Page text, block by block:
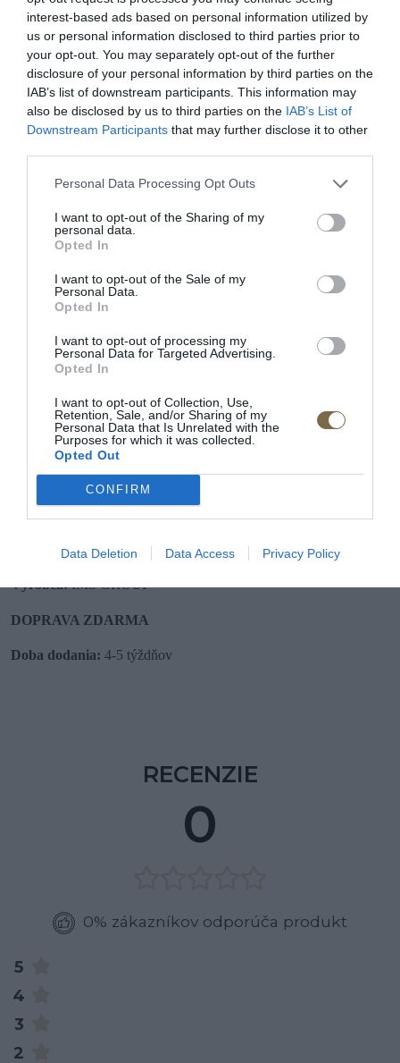
interest-based ads based on personal information utilized by
us or personal information disclosed to third parties prior to
your opt-out. You may separately opt-out of the further
disclosure of your personal information by third parties on the
IAB’s list of downstream participants. This information may
also be disclosed by us to third parties on the IAB’s List of
Downstream Participants that may further disclose it to other
Personal Data Processing Opt Outs
I want to opt-out of the Sharing of my
personal data.
Opted In
I want to opt-out of the Sale of my
Personal Data.
Opted In
I want to opt-out of processing my
Personal Data for Targeted Advertising.
Opted In
I want to opt-out of Collection, Use,
Retention, Sale, and/or Sharing of my
Personal Data that Is Unrelated with the
Purposes for which it was collected.
Opted Out
CONFIRM
Data Deletion Data Access Privacy Policy
Be comfy v koži
Látková rohová sedačka
Lumber Jack s otomanom
POPIS PRODUKTU
Výška: 86 (103)cm
VZHĽAD POHOVKY
Prevedenie:2 sed
Veľkosť :Pohovka do 272cm
Nožičky :drevená
Úložný priestor:
Rozklad na príležitostné spanie:
Iné funkcie:polohovateľné opierky hlavy
Veľkosť:2-3 miestna
Produkty sú z výroby bezpečne zabalené.
Výrobca:IMS GROUP
DOPRAVA ZDARMA
Doba dodania: 4-5 týždňov
RECENZIE
0
0% zákazníkov odporúča produkt
5
4
3
2